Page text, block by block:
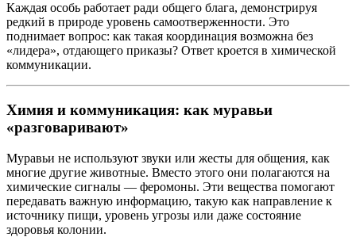
Каждая особь работает ради общего блага, демонстрируя
редкий в природе уровень самоотверженности. Это
поднимает вопрос: как такая координация возможна без
«лидера», отдающего приказы? Ответ кроется в химической
коммуникации.
Химия и коммуникация: как муравьи
«разговаривают»
Муравьи не используют звуки или жесты для общения, как
многие другие животные. Вместо этого они полагаются на
химические сигналы — феромоны. Эти вещества помогают
передавать важную информацию, такую как направление к
источнику пищи, уровень угрозы или даже состояние
здоровья колонии.